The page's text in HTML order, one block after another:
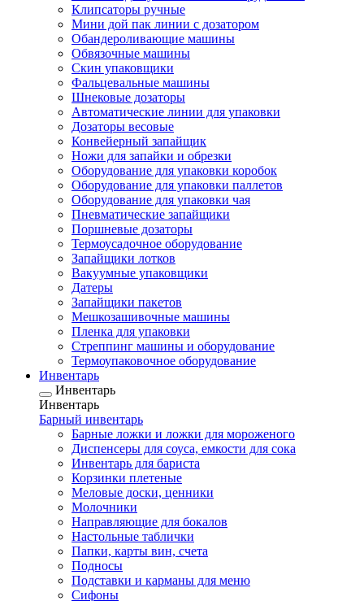
Клипсаторы ручные
Мини дой пак линии с дозатором
Обандероливающие машины
Обвязочные машины
Скин упаковщики
Фальцевальные машины
Шнековые дозаторы
Автоматические линии для упаковки
Дозаторы весовые
Конвейерный запайщик
Ножи для запайки и обрезки
Оборудование для упаковки коробок
Оборудование для упаковки паллетов
Оборудование для упаковки чая
Пневматические запайщики
Поршневые дозаторы
Термоусадочное оборудование
Запайщики лотков
Вакуумные упаковщики
Датеры
Запайщики пакетов
Мешкозашивочные машины
Пленка для упаковки
Стреппинг машины и оборудование
Термоупаковочное оборудование
Инвентарь
Инвентарь
Инвентарь
Барный инвентарь
Барные ложки и ложки для мороженого
Диспенсеры для соуса, емкости для сока
Инвентарь для бариста
Корзинки плетеные
Меловые доски, ценники
Молочники
Направляющие для бокалов
Настольные таблички
Папки, карты вин, счета
Подносы
Подставки и карманы для меню
Сифоны